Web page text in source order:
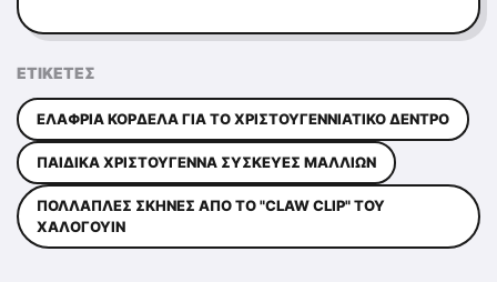
ΕΤΙΚΈΤΕΣ
ΕΛΑΦΡΙΆ ΚΟΡΔΈΛΑ ΓΙΑ ΤΟ ΧΡΙΣΤΟΥΓΕΝΝΙΆΤΙΚΟ ΔΈΝΤΡΟ
ΠΑΙΔΙΚΆ ΧΡΙΣΤΟΎΓΕΝΝΑ ΣΥΣΚΕΥΈΣ ΜΑΛΛΙΏΝ
ΠΟΛΛΑΠΛΈΣ ΣΚΗΝΈΣ ΑΠΌ ΤΟ "CLAW CLIP" ΤΟΥ
ΧΆΛΟΓΟΥΙΝ